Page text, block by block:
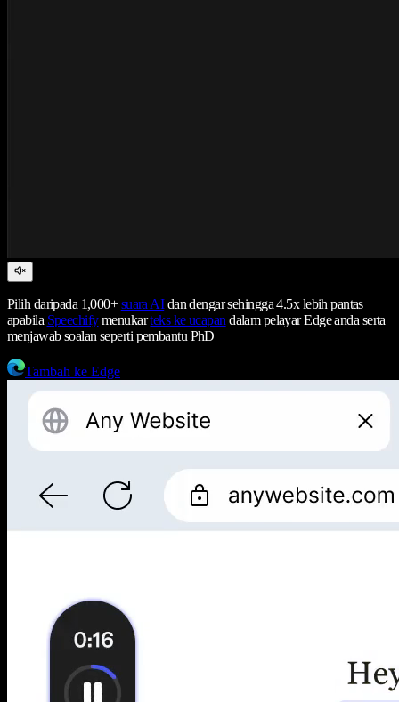
Pilih daripada 1,000+suara AIdan dengar sehingga 4.5x lebih pantas
apabila Speechifymenukarteks ke ucapan dalam pelayar Edge anda serta
menjawab soalan seperti pembantu PhD
Tambah ke Edge